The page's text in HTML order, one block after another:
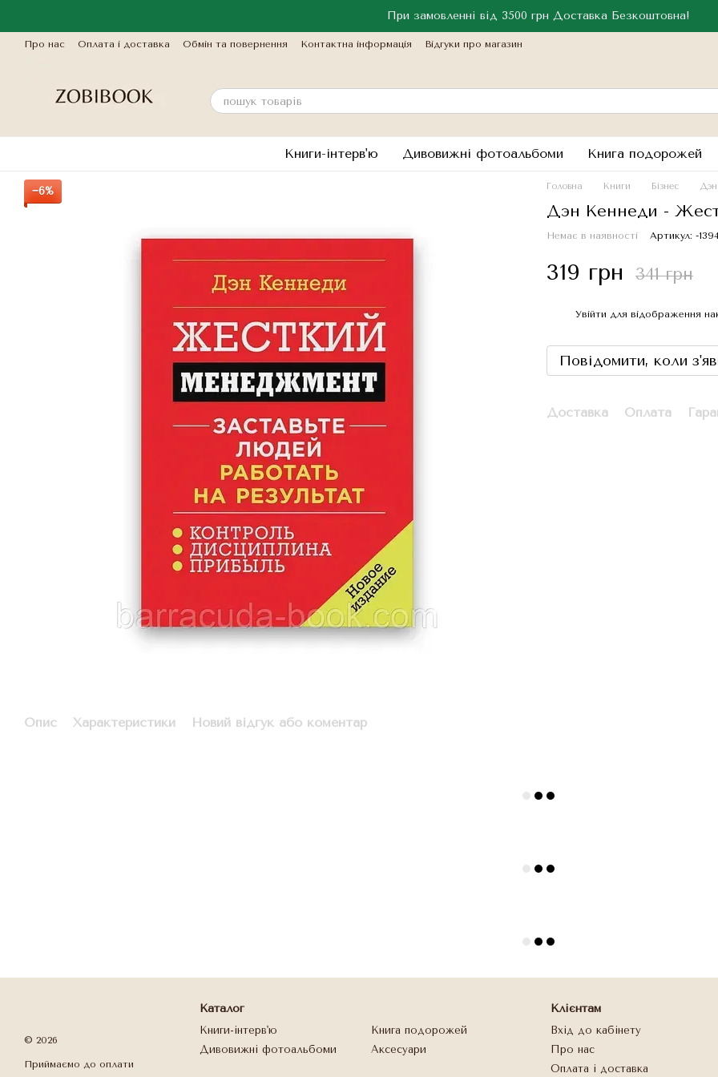
При замовленні від 3500 грн Доставка Безкоштовна!
Про нас Оплата і доставка Обмін та повернення Контактна інформація Відгуки про магазин
Книги-інтерв'ю Дивовижні фотоальбоми Книга подорожей
−6%
Опис Характеристики Новий відгук або коментар
Головна Книги Бізнес
Дэн Кеннеди -
Немає в наявності Артикул: -
319 грн 341 грн
Увійти для відображення
Повідомити, коли
Доставка Оплата
© 2026
Приймаємо до оплати
Каталог
Книги-інтерв'ю
Дивовижні фотоальбоми
Книга подорожей
Аксесуари
Клієнтам
Вхід до кабінету
Про нас
Оплата і доставка